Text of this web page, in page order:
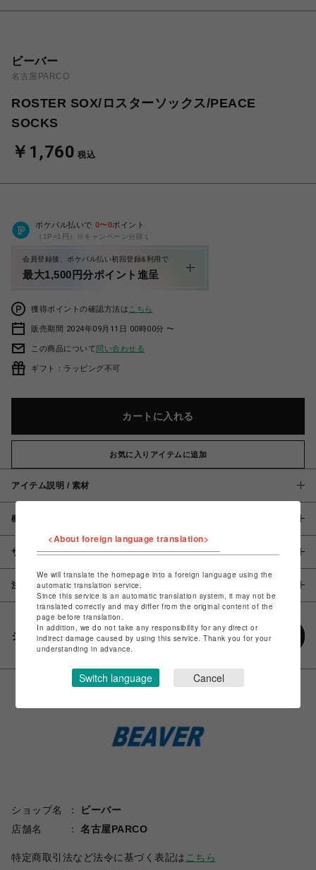
ビーバー
名古屋PARCO
ROSTER SOX/ロスターソックス/PEACE
SOCKS
￥1,760 税込
ポケパル払いで 0〜0ポイント
（1P=1円）※キャンペーン分除く
会員登録後、ポケパル払い初回登録&利用で
最大1,500円分ポイント進呈
獲得ポイントの確認方法は こちら
販売期間 2024年09月11日 00時00分 〜
この商品について問い合わせる
ギフト：ラッピング不可
カートに入れる
お気に入りアイテムに追加
アイテム説明 / 素材
概要
サイズ
注意事項
シェアする
ショップ名
ビーバー
店舗名
名古屋PARCO
特定商取引法など法令に基づく表記は こちら
<About foreign language translation>
We will translate the homepage into a foreign language using the
automatic translation service.
Since this service is an automatic translation system, it may not be
translated correctly and may differ from the original content of the
page before translation.
In addition, we do not take any responsibility for any direct or
indirect damage caused by using this service. Thank you for your
understanding in advance.
Switch language Cancel